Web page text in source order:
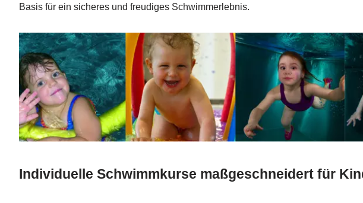
Basis für ein sicheres und freudiges Schwimmerlebnis.
Individuelle Schwimmkurse maßgeschneidert für